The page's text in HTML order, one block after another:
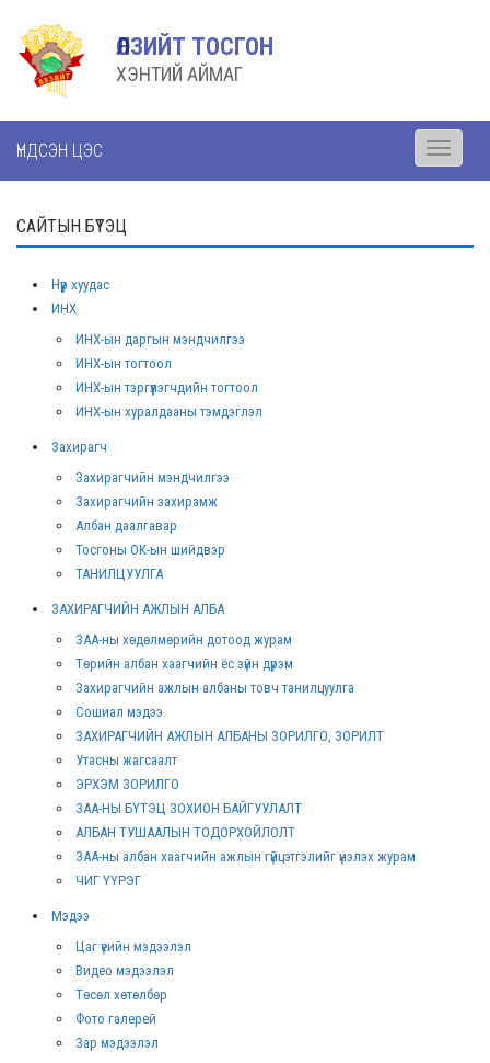
ӨЛЗИЙТ ТОСГОН
ХЭНТИЙ АЙМАГ
ҮНДСЭН ЦЭС
Toggle
САЙТЫН БҮТЭЦ
Нүүр хуудас
ИНХ
ИНХ-ын даргын мэндчилгээ
ИНХ-ын тогтоол
ИНХ-ын тэргүүлэгчдийн тогтоол
ИНХ-ын хуралдааны тэмдэглэл
Захирагч
Захирагчийн мэндчилгээ
Захирагчийн захирамж
Албан даалгавар
Тосгоны ОК-ын шийдвэр
ТАНИЛЦУУЛГА
ЗАХИРАГЧИЙН АЖЛЫН АЛБА
ЗАА-ны хөдөлмөрийн дотоод журам
Төрийн албан хаагчийн ёс зүйн дүрэм
Захирагчийн ажлын албаны товч танилцуулга
Сошиал мэдээ
ЗАХИРАГЧИЙН АЖЛЫН АЛБАНЫ ЗОРИЛГО, ЗОРИЛТ
Утасны жагсаалт
ЭРХЭМ ЗОРИЛГО
ЗАА-НЫ БҮТЭЦ ЗОХИОН БАЙГУУЛАЛТ
АЛБАН ТУШААЛЫН ТОДОРХОЙЛОЛТ
ЗАА-ны албан хаагчийн ажлын гүйцэтгэлийг үнэлэх журам
ЧИГ ҮҮРЭГ
Мэдээ
Цаг үеийн мэдээлэл
Видео мэдээлэл
Төсөл хөтөлбөр
Фото галерей
Зар мэдээлэл